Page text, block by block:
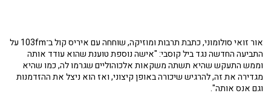
אור זואי סולומוני, כתבת תרבות ומוזיקה, שוחחה עם איריס קול ב־103fm על
התביעה החדשה נגד ביל קוסבי: "אישה נוספת טוענת שהוא עודד אותה
וממש התעקש שהיא תשתה משקאות אלכוהוליים שגרמו לה, כמו שהיא
מגדירה את זה, להרגיש שיכורה באופן קיצוני, ואז הוא ניצל את ההזדמנות
וגם אנס אותה".